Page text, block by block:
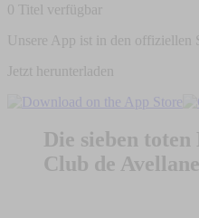
0 Titel verfügbar
Unsere App ist in den offiziellen
Jetzt herunterladen
Die sieben toten
Club de